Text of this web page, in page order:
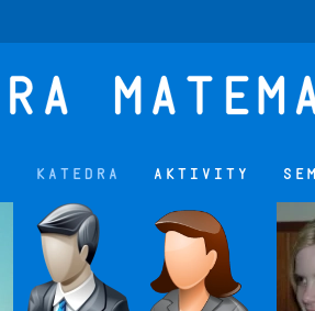
KATEDRA AKTIVITY